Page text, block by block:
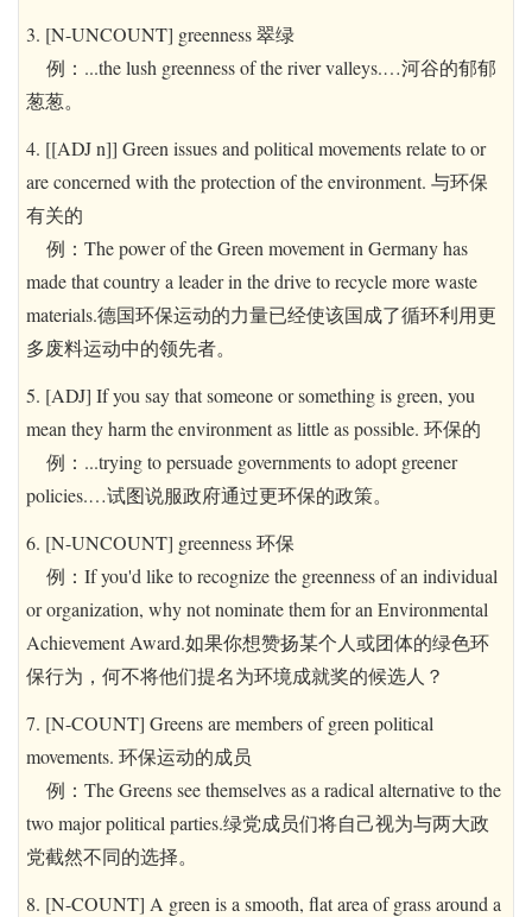
3. [N-UNCOUNT] greenness 翠绿
例：...the lush greenness of the river valleys.…河谷的郁郁
葱葱。
4. [[ADJ n]] Green issues and political movements relate to or
are concerned with the protection of the environment. 与环保
有关的
例：The power of the Green movement in Germany has
made that country a leader in the drive to recycle more waste
materials.德国环保运动的力量已经使该国成了循环利用更
多废料运动中的领先者。
5. [ADJ] If you say that someone or something is green, you
mean they harm the environment as little as possible. 环保的
例：...trying to persuade governments to adopt greener
policies.…试图说服政府通过更环保的政策。
6. [N-UNCOUNT] greenness 环保
例：If you'd like to recognize the greenness of an individual
or organization, why not nominate them for an Environmental
Achievement Award.如果你想赞扬某个人或团体的绿色环
保行为，何不将他们提名为环境成就奖的候选人？
7. [N-COUNT] Greens are members of green political
movements. 环保运动的成员
例：The Greens see themselves as a radical alternative to the
two major political parties.绿党成员们将自己视为与两大政
党截然不同的选择。
8. [N-COUNT] A green is a smooth, flat area of grass around a